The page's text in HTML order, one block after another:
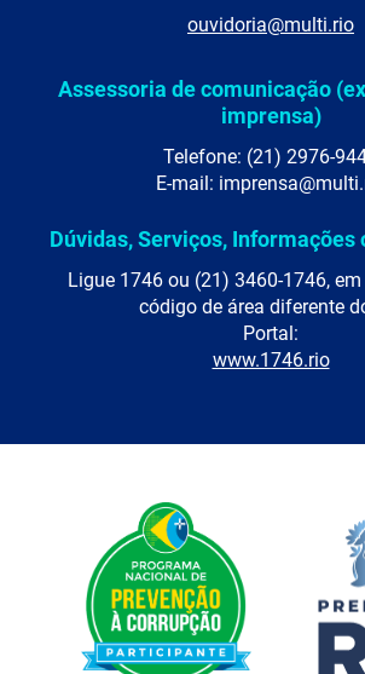
ouvidoria@multi.rio
Assessoria de comunicação
imprensa)
Telefone: (21) 2976-
E-mail:
Dúvidas, Serviços, Informações
Ligue 1746 ou (21) 3460-1746,
código de área diferente
Portal:
www.1746.rio